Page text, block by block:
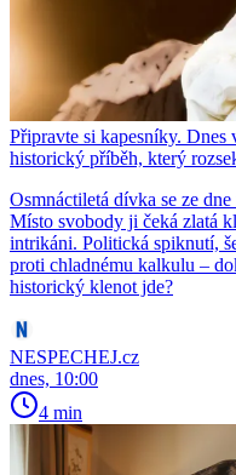
Připravte si kapesníky.
historický příběh, který
Osmnáctiletá dívka se ze
Místo svobody ji čeká zlatá
intrikáni. Politická spiknutí,
proti chladnému kalkulu –
historický klenot jde?
NESPECHEJ.cz
dnes, 10:00
4 min